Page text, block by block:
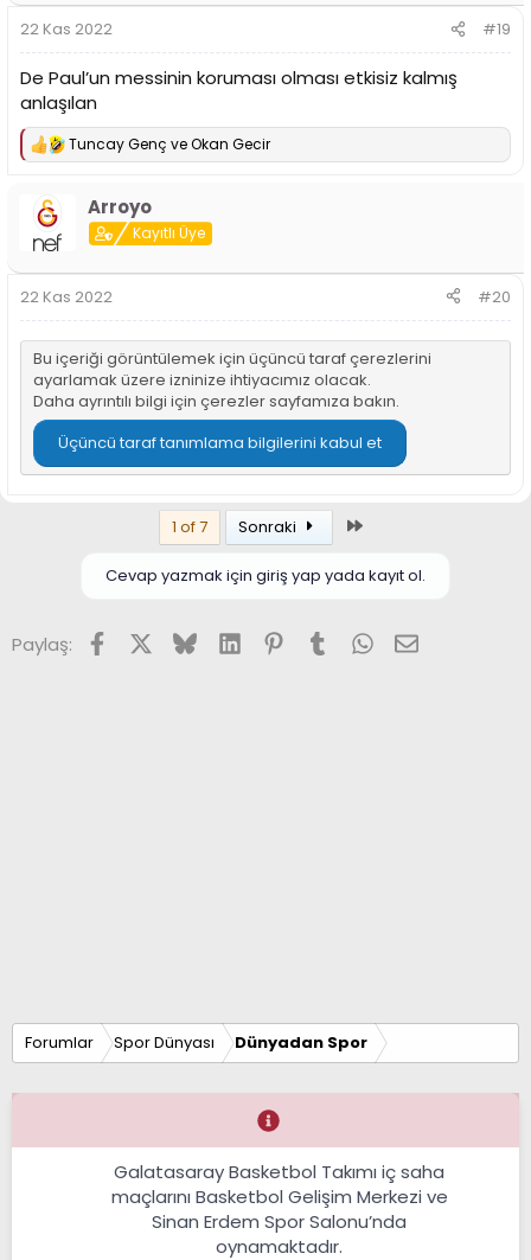
:
22 Kas 2022 #19
De Paul’un messinin koruması olması etkisiz kalmış
anlaşılan
T
:
Tuncay Genç veOkan Gecir
Arroyo
Kayıtlı Üye
22 Kas 2022 #20
Bu içeriği görüntülemek için üçüncü taraf çerezlerini
ayarlamak üzere izninize ihtiyacımız olacak.
Daha ayrıntılı bilgi için çerezler sayfamıza bakın.
Üçüncü taraf tanımlama bilgilerini kabul et
1 of 7 Sonraki
Cevap yazmak için giriş yap yada kayıt ol.
Paylaş: FacebookX (Twitter)
BlueskyLinkedInPinterest
TumblrWhatsApp
E-posta
Forumlar Spor Dünyası Dünyadan Spor
Galatasaray Basketbol Takımı iç saha
maçlarını Basketbol Gelişim Merkezi ve
Sinan Erdem Spor Salonu’nda
oynamaktadır.